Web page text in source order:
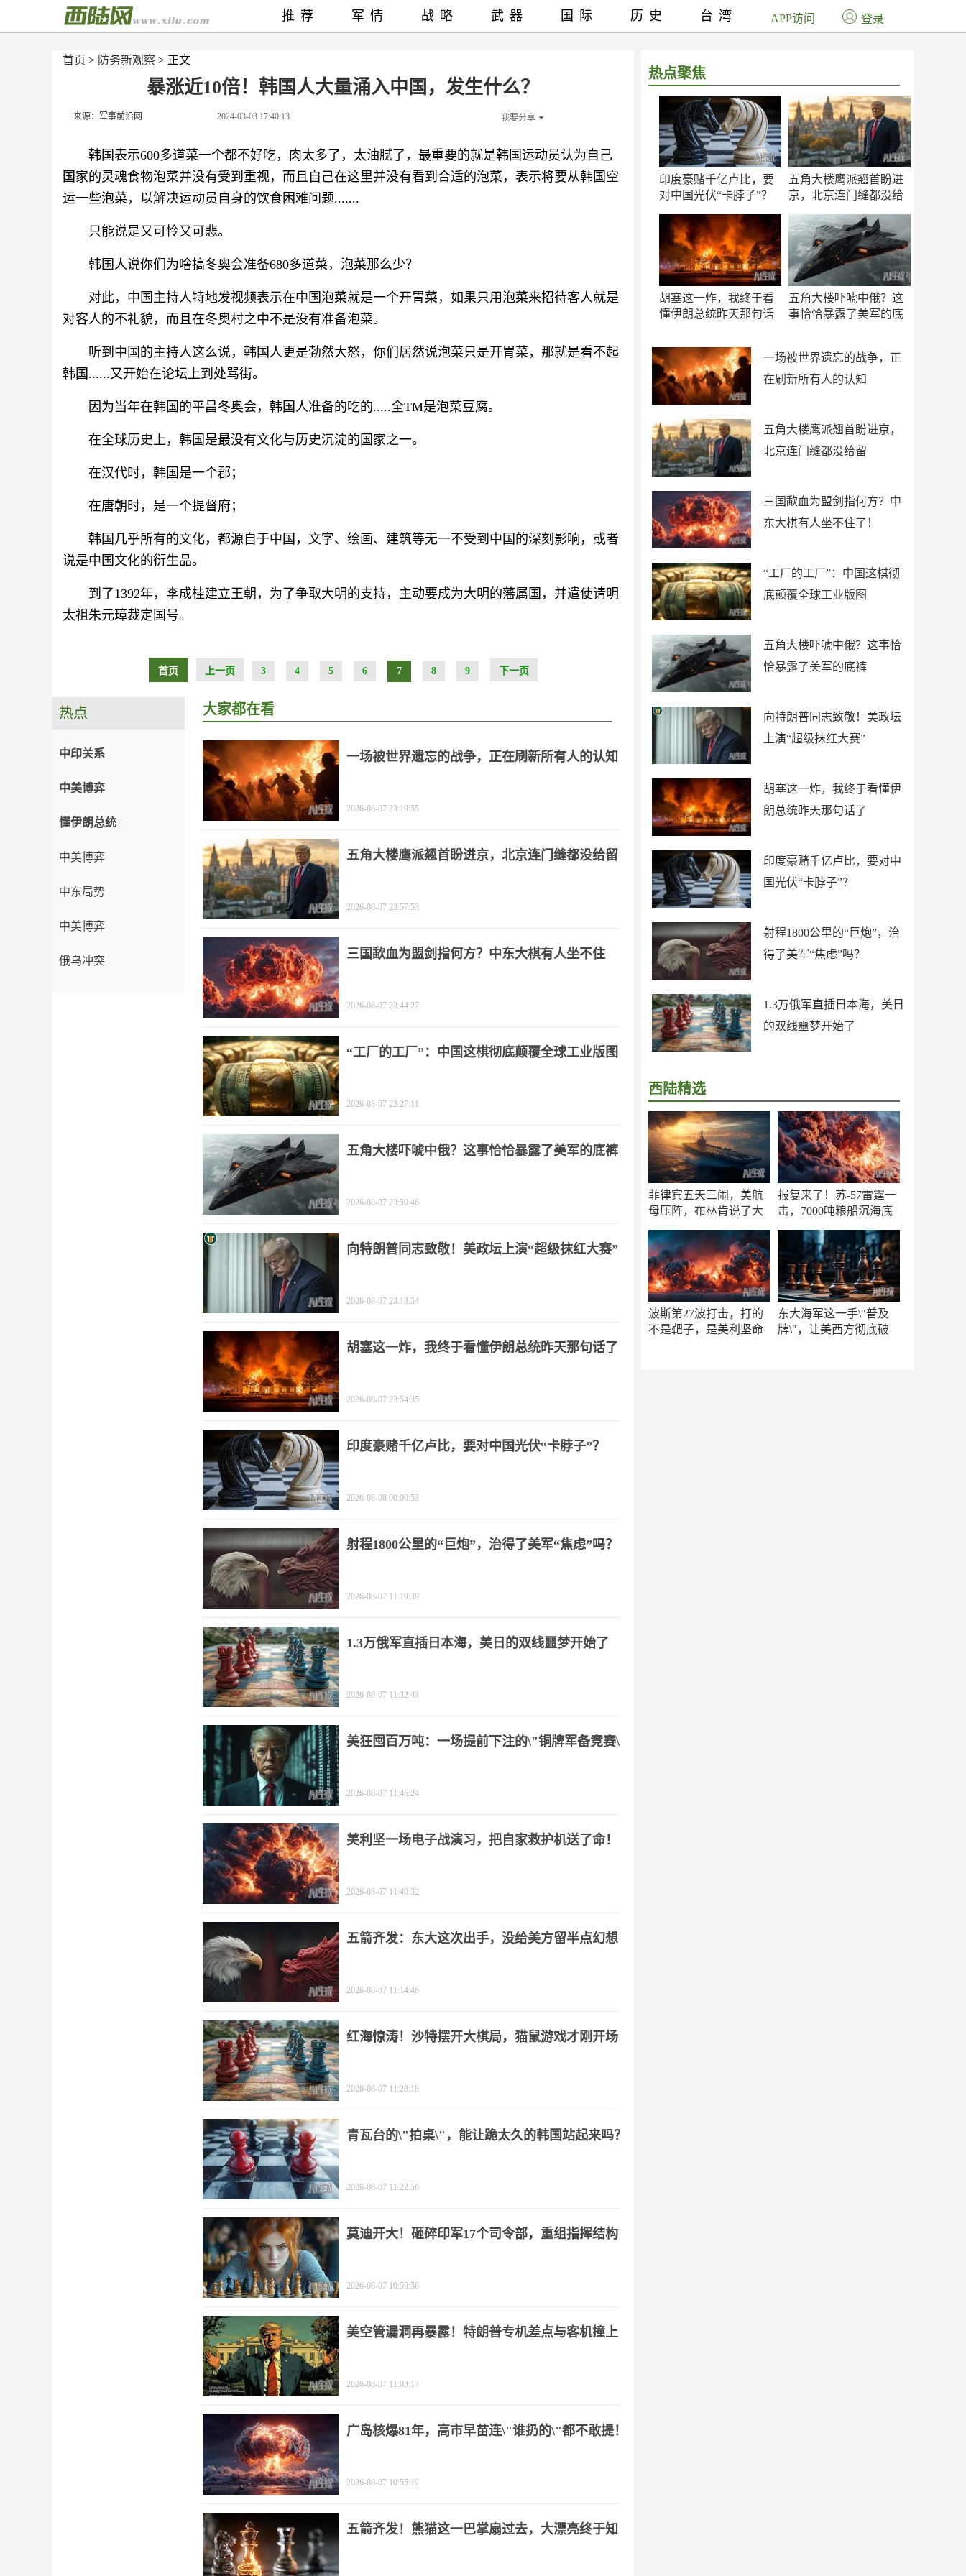
首页 > 防务新观察 > 正文
暴涨近10倍！韩国人大量涌入中国，发生什么？
来源：军事前沿网 2024-03-03 17:40:13 我要分享
韩国表示600多道菜一个都不好吃，肉太多了，太油腻了，最重要的就是韩国运动员认为自己
国家的灵魂食物泡菜并没有受到重视，而且自己在这里并没有看到合适的泡菜，表示将要从韩国空
运一些泡菜，以解决运动员自身的饮食困难问题.......
只能说是又可怜又可悲。
韩国人说你们为啥搞冬奥会准备680多道菜，泡菜那么少？
对此，中国主持人特地发视频表示在中国泡菜就是一个开胃菜，如果只用泡菜来招待客人就是
对客人的不礼貌，而且在冬奥村之中不是没有准备泡菜。
听到中国的主持人这么说，韩国人更是勃然大怒，你们居然说泡菜只是开胃菜，那就是看不起
韩国......又开始在论坛上到处骂街。
因为当年在韩国的平昌冬奥会，韩国人准备的吃的.....全TM是泡菜豆腐。
在全球历史上，韩国是最没有文化与历史沉淀的国家之一。
在汉代时，韩国是一个郡；
在唐朝时，是一个提督府；
韩国几乎所有的文化，都源自于中国，文字、绘画、建筑等无一不受到中国的深刻影响，或者
说是中国文化的衍生品。
到了1392年，李成桂建立王朝，为了争取大明的支持，主动要成为大明的藩属国，并遣使请明
太祖朱元璋裁定国号。
首页 上一页 3 4 5 6 7 8 9 下一页
热点聚焦
印度豪赌千亿卢比，要
对中国光伏“卡脖子”？
五角大楼鹰派翘首盼进
京，北京连门缝都没给
胡塞这一炸，我终于看
懂伊朗总统昨天那句话
五角大楼吓唬中俄？这
事恰恰暴露了美军的底
一场被世界遗忘的战争，正
在刷新所有人的认知
五角大楼鹰派翘首盼进京，
北京连门缝都没给留
三国歃血为盟剑指何方？中
东大棋有人坐不住了！
“工厂的工厂”：中国这棋彻
底颠覆全球工业版图
五角大楼吓唬中俄？这事恰
恰暴露了美军的底裤
向特朗普同志致敬！美政坛
上演“超级抹红大赛”
胡塞这一炸，我终于看懂伊
朗总统昨天那句话了
印度豪赌千亿卢比，要对中
国光伏“卡脖子”？
射程1800公里的“巨炮”，治
得了美军“焦虑”吗？
1.3万俄军直插日本海，美日
的双线噩梦开始了
西陆精选
菲律宾五天三闹，美航
母压阵，布林肯说了大
报复来了！苏-57雷霆一
击，7000吨粮船沉海底
波斯第27波打击，打的
不是靶子，是美利坚命
东大海军这一手\"普及
牌\"，让美西方彻底破
推荐 军情 战略 武器 国际 历史 台湾 APP访问 登录
热点
中印关系
中美博弈
懂伊朗总统
中美博弈
中东局势
中美博弈
俄乌冲突
大家都在看
一场被世界遗忘的战争，正在刷新所有人的认知
2026-08-07 23:19:55
五角大楼鹰派翘首盼进京，北京连门缝都没给留
2026-08-07 23:57:53
三国歃血为盟剑指何方？中东大棋有人坐不住
2026-08-07 23:44:27
“工厂的工厂”：中国这棋彻底颠覆全球工业版图
2026-08-07 23:27:11
五角大楼吓唬中俄？这事恰恰暴露了美军的底裤
2026-08-07 23:50:46
向特朗普同志致敬！美政坛上演“超级抹红大赛”
2026-08-07 23:13:54
胡塞这一炸，我终于看懂伊朗总统昨天那句话了
2026-08-07 23:54:35
印度豪赌千亿卢比，要对中国光伏“卡脖子”？
2026-08-08 00:00:53
射程1800公里的“巨炮”，治得了美军“焦虑”吗？
2026-08-07 11:19:39
1.3万俄军直插日本海，美日的双线噩梦开始了
2026-08-07 11:32:43
美狂囤百万吨：一场提前下注的\"铜牌军备竞赛\"
2026-08-07 11:45:24
美利坚一场电子战演习，把自家救护机送了命！
2026-08-07 11:40:32
五箭齐发：东大这次出手，没给美方留半点幻想
2026-08-07 11:14:46
红海惊涛！沙特摆开大棋局，猫鼠游戏才刚开场
2026-08-07 11:28:18
青瓦台的\"拍桌\"，能让跪太久的韩国站起来吗？
2026-08-07 11:22:56
莫迪开大！砸碎印军17个司令部，重组指挥结构
2026-08-07 10:59:58
美空管漏洞再暴露！特朗普专机差点与客机撞上
2026-08-07 11:03:17
广岛核爆81年，高市早苗连\"谁扔的\"都不敢提！
2026-08-07 10:55:12
五箭齐发！熊猫这一巴掌扇过去，大漂亮终于知